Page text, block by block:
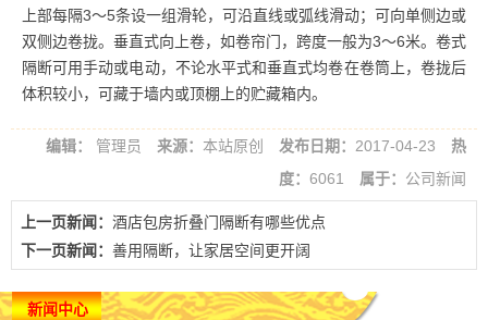
上部每隔3～5条设一组滑轮，可沿直线或弧线滑动；可向单侧边或
双侧边卷拢。垂直式向上卷，如卷帘门，跨度一般为3～6米。卷式
隔断可用手动或电动，不论水平式和垂直式均卷在卷筒上，卷拢后
体积较小，可藏于墙内或顶棚上的贮藏箱内。
编辑： 管理员 来源： 本站原创 发布日期： 2017-04-23 热
度： 6061 属于： 公司新闻
上一页新闻： 酒店包房折叠门隔断有哪些优点
下一页新闻： 善用隔断，让家居空间更开阔
新闻中心